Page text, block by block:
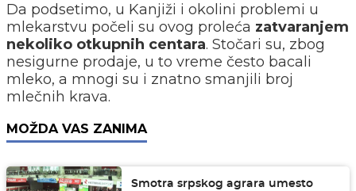
Da podsetimo, u Kanjiži i okolini problemi u
mlekarstvu počeli su ovog proleća zatvaranjem
nekoliko otkupnih centara. Stočari su, zbog
nesigurne prodaje, u to vreme često bacali
mleko, a mnogi su i znatno smanjili broj
mlečnih krava.
MOŽDA VAS ZANIMA
Smotra srpskog agrara umesto